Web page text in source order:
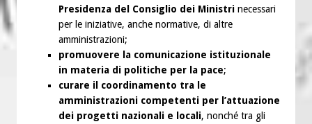
Presidenza del Consiglio dei Ministri necessari
per le iniziative, anche normative, di altre
amministrazioni;
promuovere la comunicazione istituzionale
in materia di politiche per la pace;
curare il coordinamento tra le
amministrazioni competenti per l’attuazione
dei progetti nazionali e locali, nonché tra gli